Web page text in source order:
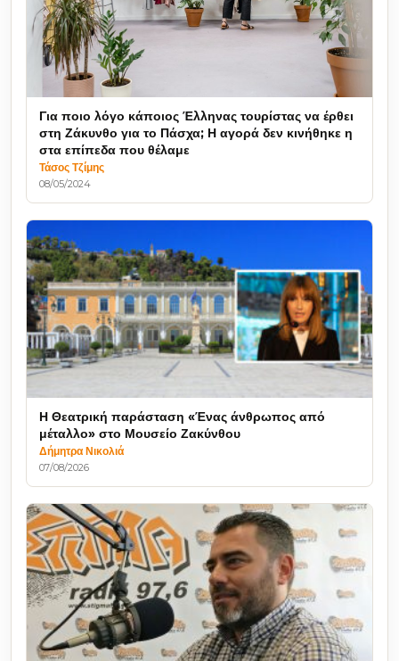
Για ποιο λόγο κάποιος Έλληνας τουρίστας να έρθει
στη Ζάκυνθο για το Πάσχα; Η αγορά δεν κινήθηκε η
στα επίπεδα που θέλαμε
Τάσος Τζίμης
08/05/2024
Η Θεατρική παράσταση «Ένας άνθρωπος από
μέταλλο» στο Μουσείο Ζακύνθου
Δήμητρα Νικολιά
07/08/2026